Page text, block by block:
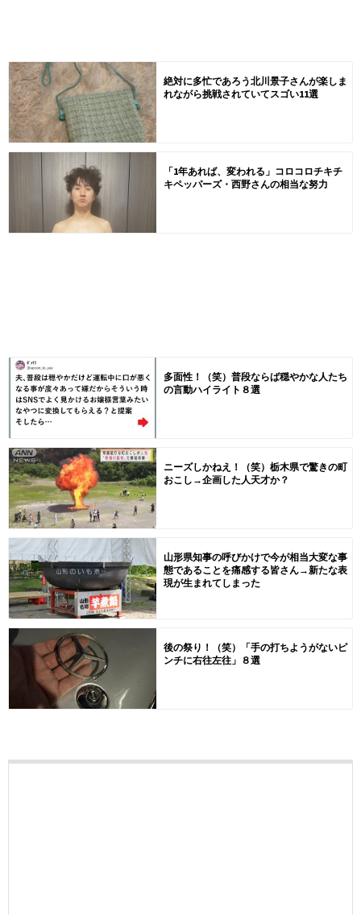
絶対に多忙であろう北川景子さんが楽しま
れながら挑戦されていてスゴい11選
「1年あれば、変われる」コロコロチキチ
キペッパーズ・西野さんの相当な努力
多面性！（笑）普段ならば穏やかな人たち
の言動ハイライト８選
ニーズしかねえ！（笑）栃木県で驚きの町
おこし→企画した人天才か？
山形県知事の呼びかけで今が相当大変な事
態であることを痛感する皆さん→新たな表
現が生まれてしまった
後の祭り！（笑）「手の打ちようがないピ
ンチに右往左往」８選